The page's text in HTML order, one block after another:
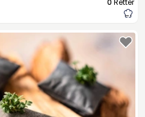
0 Retter